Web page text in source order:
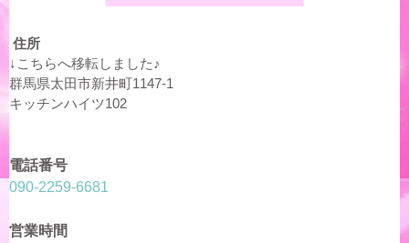
住所
↓こちらへ移転しました♪
群馬県太田市新井町1147-1
キッチンハイツ102
電話番号
090-2259-6681
営業時間